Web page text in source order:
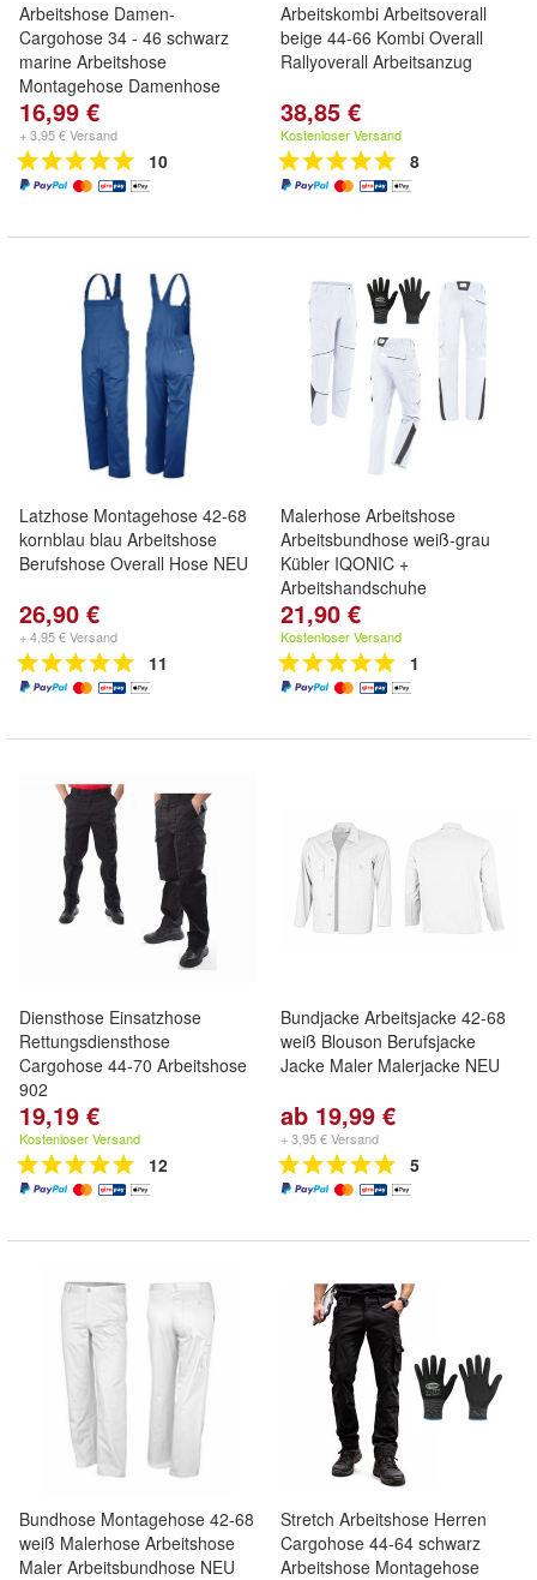
Arbeitshose Damen-
Cargohose 34 - 46 schwarz
marine Arbeitshose
Montagehose Damenhose
16,99 €
+ 3,95 € Versand
10
Arbeitskombi Arbeitsoverall
beige 44-66 Kombi Overall
Rallyoverall Arbeitsanzug
38,85 €
Kostenloser Versand
8
Latzhose Montagehose 42-68
kornblau blau Arbeitshose
Berufshose Overall Hose NEU
26,90 €
+ 4,95 € Versand
11
Malerhose Arbeitshose
Arbeitsbundhose weiß-grau
Kübler IQONIC +
Arbeitshandschuhe
21,90 €
Kostenloser Versand
1
Diensthose Einsatzhose
Rettungsdiensthose
Cargohose 44-70 Arbeitshose
902
19,19 €
Kostenloser Versand
12
Bundjacke Arbeitsjacke 42-68
weiß Blouson Berufsjacke
Jacke Maler Malerjacke NEU
ab 19,99 €
+ 3,95 € Versand
5
Bundhose Montagehose 42-68
weiß Malerhose Arbeitshose
Maler Arbeitsbundhose NEU
Stretch Arbeitshose Herren
Cargohose 44-64 schwarz
Arbeitshose Montagehose